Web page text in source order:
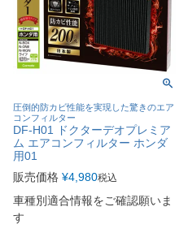
圧倒的防カビ性能を実現した驚きのエア
コンフィルター
DF-H01 ドクターデオプレミア
ム エアコンフィルター ホンダ
用01
販売価格 ¥4,980税込
車種別適合情報をご確認願いま
す